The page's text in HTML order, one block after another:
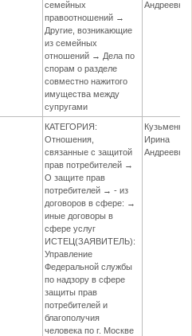
семейных
правоотношений →
Другие, возникающие
из семейных
отношений → Дела по
спорам о разделе
совместно нажитого
имущества между
супругами
Андреевна
КАТЕГОРИЯ:
Отношения,
связанные с защитой
прав потребителей →
О защите прав
потребителей → - из
договоров в сфере: →
иные договоры в
сфере услуг
ИСТЕЦ(ЗАЯВИТЕЛЬ):
Управление
Федеральной службы
по надзору в сфере
защиты прав
потребителей и
благополучия
человека по г. Москве
Кузьменко
Ирина
Андреевна